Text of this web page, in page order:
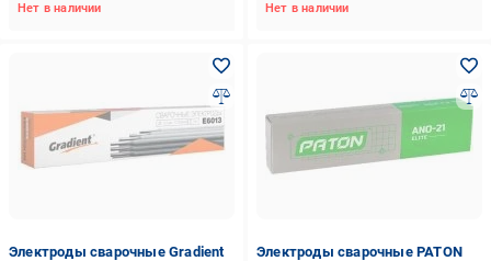
Нет в наличии Нет в наличии
Электроды сварочные Gradient
Электроды сварочные PATON